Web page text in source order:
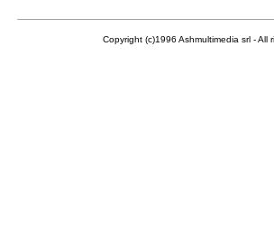
(c)1996 Ashmultimedia srl - All